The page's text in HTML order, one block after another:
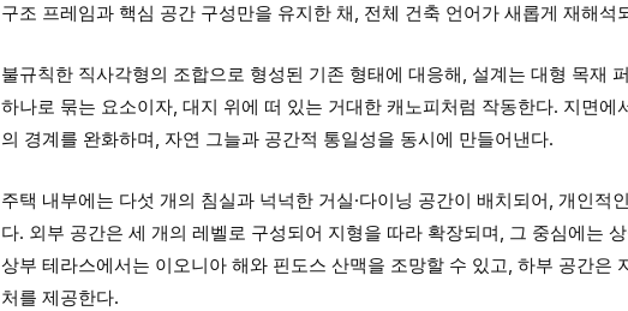
구조 프레임과 핵심 공간 구성만을 유지한 채, 전체 건축 언어가 새롭게 재해석
불규칙한 직사각형의 조합으로 형성된 기존 형태에 대응해, 설계는 대형 목재
하나로 묶는 요소이자, 대지 위에 떠 있는 거대한 캐노피처럼 작동한다. 지면에
의 경계를 완화하며, 자연 그늘과 공간적 통일성을 동시에 만들어낸다.
주택 내부에는 다섯 개의 침실과 넉넉한 거실·다이닝 공간이 배치되어, 개인적
다. 외부 공간은 세 개의 레벨로 구성되어 지형을 따라 확장되며, 그 중심에는
상부 테라스에서는 이오니아 해와 핀도스 산맥을 조망할 수 있고, 하부 공간은
처를 제공한다.